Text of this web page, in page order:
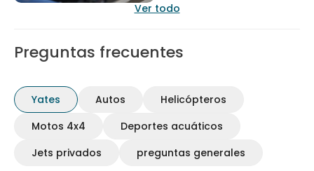
Ver todo
Preguntas frecuentes
Yates Autos
Helicópteros
Motos 4x4
Deportes acuáticos
Jets privados
preguntas generales